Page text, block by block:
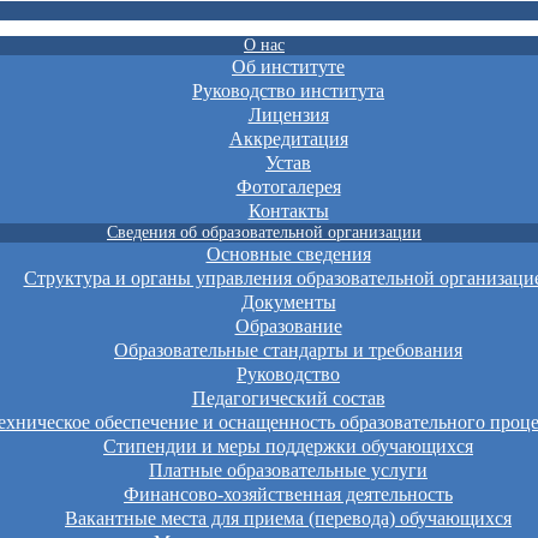
О нас
Об институте
Руководство института
Лицензия
Аккредитация
Устав
Фотогалерея
Контакты
Сведения об образовательной организации
Основные сведения
Структура и органы управления образовательной
Документы
Образование
Образовательные стандарты и требования
Руководство
Педагогический состав
обеспечение и оснащенность образовательного
Стипендии и меры поддержки обучающихся
Платные образовательные услуги
Финансово-хозяйственная деятельность
Вакантные места для приема (перевода) обучающихся